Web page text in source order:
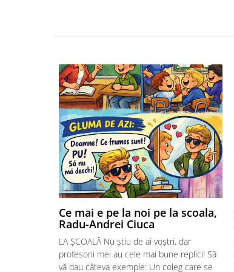
Ce mai e pe la noi pe la scoala,
Radu-Andrei Ciuca
LA ȘCOALĂ Nu știu de ai voștri, dar
profesorii mei au cele mai bune replici! Să
vă dau câteva exemple: Un coleg care se